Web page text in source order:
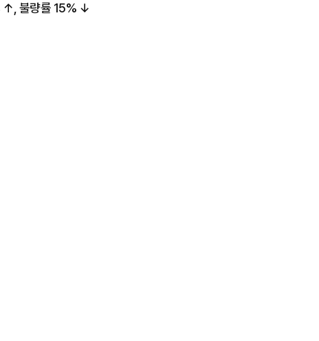
↑, 불량률 15% ↓